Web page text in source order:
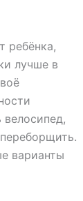
ребёнка,
лучше в
варианты